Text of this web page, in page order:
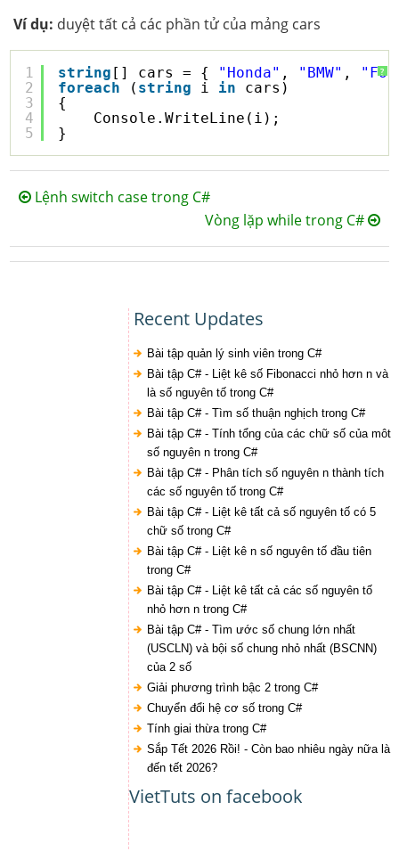
Ví dụ: duyệt tất cả các phần tử của mảng cars
?
1
2
3
4
5
string [] cars = { "Honda" , "BMW" ,
foreach
( string i in
cars)
{
Console.WriteLine(i);
}
Lệnh switch case trong C#
Vòng lặp while trong C#
Recent Updates
Bài tập quản lý sinh viên trong C#
Bài tập C# - Liệt kê số Fibonacci nhỏ hơn n và
là số nguyên tố trong C#
Bài tập C# - Tìm số thuận nghịch trong C#
Bài tập C# - Tính tổng của các chữ số của môt
số nguyên n trong C#
Bài tập C# - Phân tích số nguyên n thành tích
các số nguyên tố trong C#
Bài tập C# - Liệt kê tất cả số nguyên tố có 5
chữ số trong C#
Bài tập C# - Liệt kê n số nguyên tố đầu tiên
trong C#
Bài tập C# - Liệt kê tất cả các số nguyên tố
nhỏ hơn n trong C#
Bài tập C# - Tìm ước số chung lớn nhất
(USCLN) và bội số chung nhỏ nhất (BSCNN)
của 2 số
Giải phương trình bậc 2 trong C#
Chuyển đổi hệ cơ số trong C#
Tính giai thừa trong C#
Sắp Tết 2026 Rồi! - Còn bao nhiêu ngày nữa là
đến tết 2026?
VietTuts on facebook